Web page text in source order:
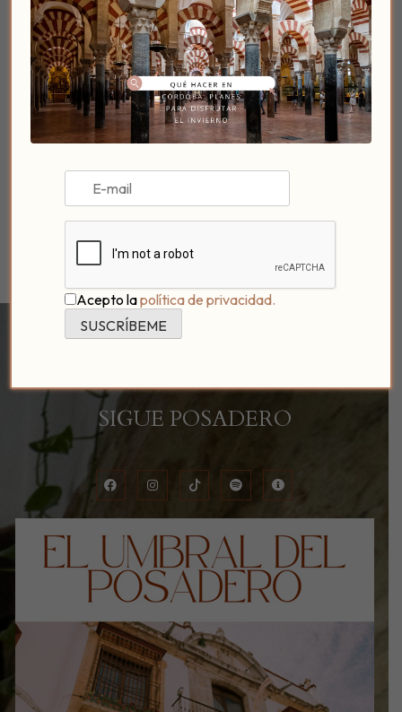
Ofertas y Promociones
VER EVENTOS
SIGUE POSADERO
Acepto lapolítica de privacidad.